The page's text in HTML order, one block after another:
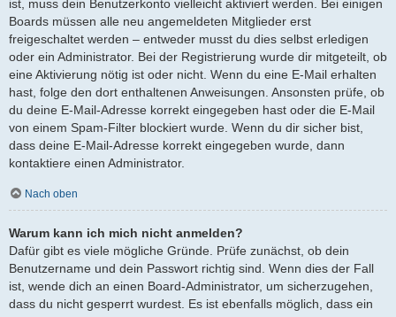
ist, muss dein Benutzerkonto vielleicht aktiviert werden. Bei einigen
Boards müssen alle neu angemeldeten Mitglieder erst
freigeschaltet werden – entweder musst du dies selbst erledigen
oder ein Administrator. Bei der Registrierung wurde dir mitgeteilt, ob
eine Aktivierung nötig ist oder nicht. Wenn du eine E-Mail erhalten
hast, folge den dort enthaltenen Anweisungen. Ansonsten prüfe, ob
du deine E-Mail-Adresse korrekt eingegeben hast oder die E-Mail
von einem Spam-Filter blockiert wurde. Wenn du dir sicher bist,
dass deine E-Mail-Adresse korrekt eingegeben wurde, dann
kontaktiere einen Administrator.
Nach oben
Warum kann ich mich nicht anmelden?
Dafür gibt es viele mögliche Gründe. Prüfe zunächst, ob dein
Benutzername und dein Passwort richtig sind. Wenn dies der Fall
ist, wende dich an einen Board-Administrator, um sicherzugehen,
dass du nicht gesperrt wurdest. Es ist ebenfalls möglich, dass ein